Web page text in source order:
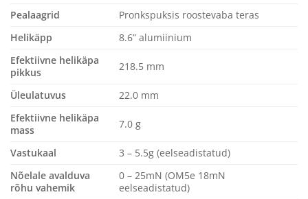
Pealaagrid
Pronkspuksis roostevaba teras
Helikäpp
8.6” alumiinium
Efektiivne helikäpa
pikkus
218.5 mm
Üleulatuvus
22.0 mm
Efektiivne helikäpa
mass
7.0 g
Vastukaal
3 – 5.5g (eelseadistatud)
Nõelale avalduva
rõhu vahemik
0 – 25mN (OM5e 18mN
eelseadistatud)